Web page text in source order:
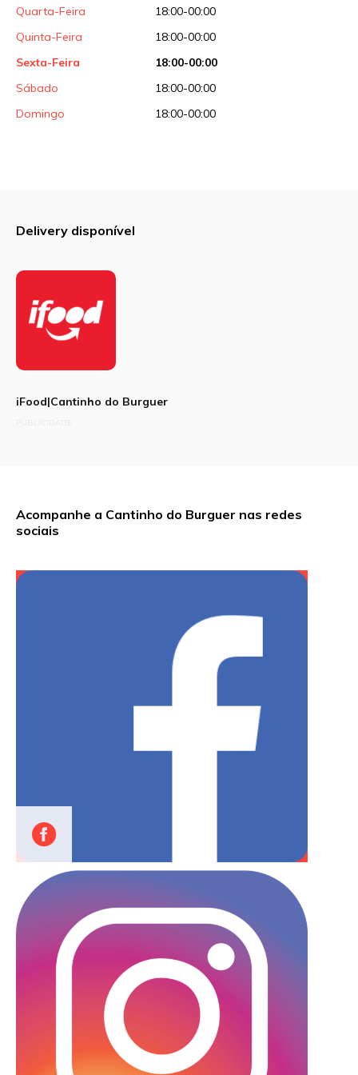
Quarta-Feira
18:00-00:00
Quinta-Feira
18:00-00:00
Sexta-Feira
18:00-00:00
Sábado
18:00-00:00
Domingo
18:00-00:00
Delivery disponível
iFood|Cantinho do Burguer
Acompanhe a Cantinho do Burguer nas redes
sociais